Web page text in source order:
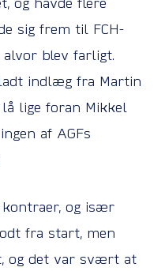
og havde flere
sig frem til FCH-
blev farligt.
indlæg fra Martin
lige foran Mikkel
af AGFs
kontraer, og især
fra start, men
og det var svært at